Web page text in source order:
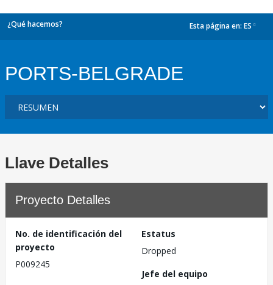
¿Qué hacemos? Esta página en: ES
PORTS-BELGRADE
Llave Detalles
Proyecto Detalles
No. de identificación del
proyecto
P009245
Estatus
Dropped
Jefe del equipo